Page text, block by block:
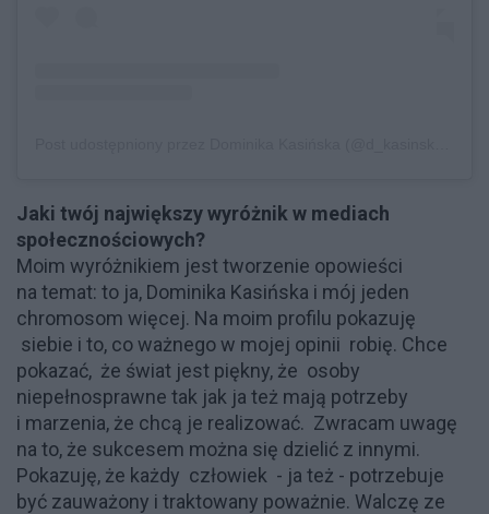
Jaki twój największy wyróżnik w mediach
społecznościowych?
Moim wyróżnikiem jest tworzenie opowieści
na temat: to ja, Dominika Kasińska i mój jeden
chromosom więcej. Na moim profilu pokazuję
siebie i to, co ważnego w mojej opinii robię. Chce
pokazać, że świat jest piękny, że osoby
niepełnosprawne tak jak ja też mają potrzeby
i marzenia, że chcą je realizować. Zwracam uwagę
na to, że sukcesem można się dzielić z innymi.
Pokazuję, że każdy człowiek - ja też - potrzebuje
być zauważony i traktowany poważnie. Walczę ze